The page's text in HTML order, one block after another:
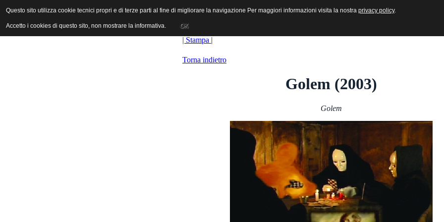
ANICA | Associazione Nazionale Industrie Cinematografiche Audiovisive e Multimediali
| Stampa |
Torna indietro
Golem (2003)
Golem
Questo sito utilizza cookie tecnici propri e di terze parti al fine di migliorare la navigazione Per maggiori informazioni visita la nostra privacy policy.
Accetto i cookies di questo sito, non mostrare la informativa. OK
Questo sito utilizza cookie tecnici propri e di terze parti al fine di migliorare la navigazione Per maggiori informazioni visita la nostra privacy policy.
Accetto i cookies di questo sito, non mostrare la informativa. OK